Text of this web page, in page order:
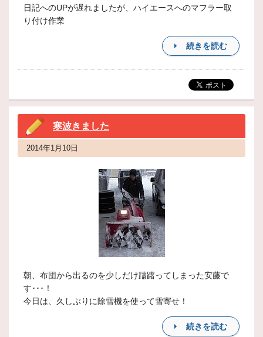
日記へのUPが遅れましたが、ハイエースへのマフラー取
り付け作業
続きを読む
寒波きました
2014年1月10日
朝、布団から出るのを少しだけ躊躇ってしまった安藤で
す･･･！
今日は、久しぶりに除雪機を使って雪寄せ！
続きを読む